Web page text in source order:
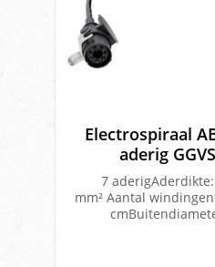
Electrospiraal
aderig
7
mm² Aantal